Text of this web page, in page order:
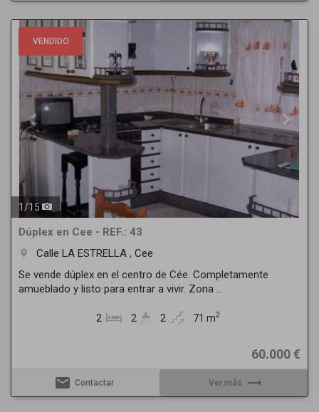
VENDIDO
Previous Next
1/15
Dúplex en Cee - REF.: 43
room
Calle LA ESTRELLA , Cee
Se vende dúplex en el centro de Cée. Completamente
amueblado y listo para entrar a vivir. Zona ...
2 2 2 71 m2
60.000 €
email Contactar Ver más trending_flat